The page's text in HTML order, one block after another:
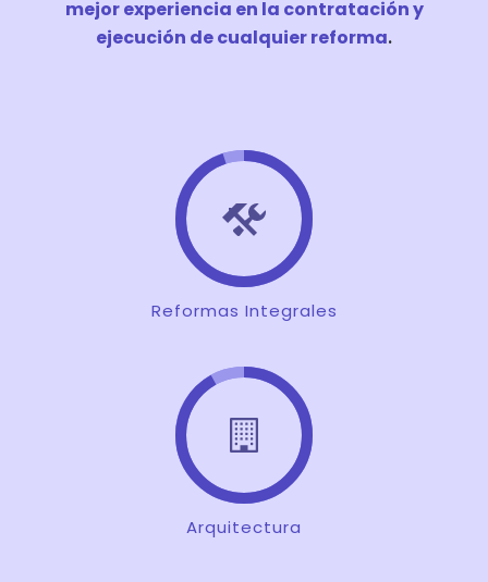
mejor experiencia en la contratación y
ejecución de cualquier reforma.
Reformas Integrales
Arquitectura